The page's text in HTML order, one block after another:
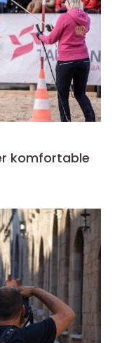
komfortable